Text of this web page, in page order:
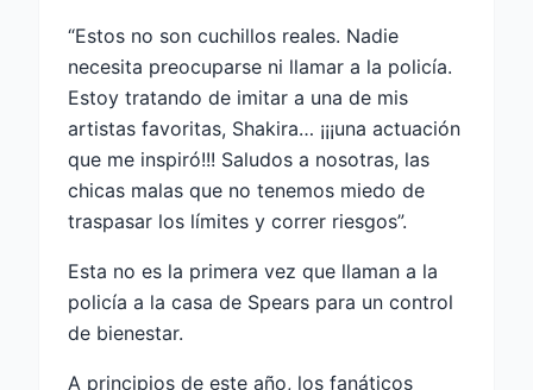
“Estos no son cuchillos reales. Nadie
necesita preocuparse ni llamar a la policía.
Estoy tratando de imitar a una de mis
artistas favoritas, Shakira… ¡¡¡una actuación
que me inspiró!!! Saludos a nosotras, las
chicas malas que no tenemos miedo de
traspasar los límites y correr riesgos”.
Esta no es la primera vez que llaman a la
policía a la casa de Spears para un control
de bienestar.
A principios de este año, los fanáticos